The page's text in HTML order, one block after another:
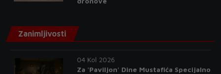
Zanimljivosti
04 Kol 2026
Za 'Paviljon' Dine Mustafića Specijalno